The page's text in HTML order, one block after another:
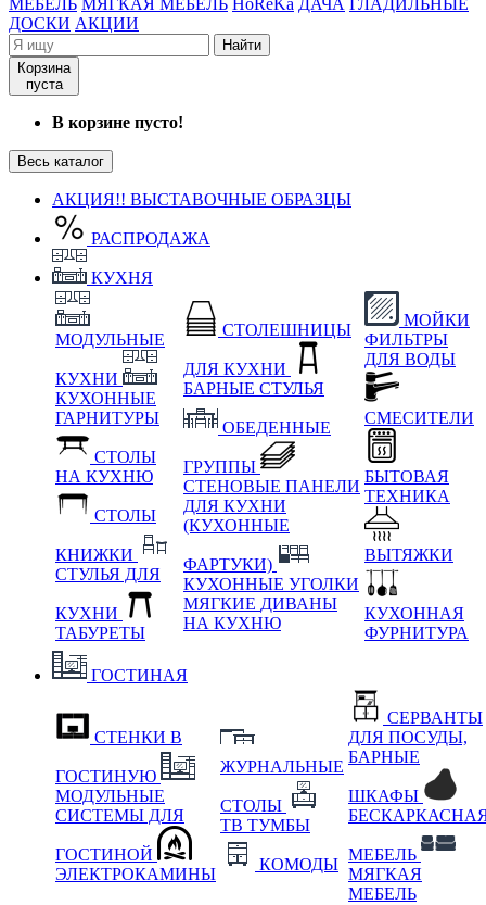
МЕБЕЛЬ МЯГКАЯ МЕБЕЛЬ HoReKa ДАЧА ГЛАДИЛЬНЫЕ
ДОСКИ АКЦИИ
Найти
Корзина
пуста
В корзине пусто!
Весь каталог
АКЦИЯ!! ВЫСТАВОЧНЫЕ ОБРАЗЦЫ
РАСПРОДАЖА
КУХНЯ
МОДУЛЬНЫЕ
КУХНИ
КУХОННЫЕ
ГАРНИТУРЫ
СТОЛЫ
НА КУХНЮ
СТОЛЫ
КНИЖКИ
СТУЛЬЯ ДЛЯ
КУХНИ
ТАБУРЕТЫ
СТОЛЕШНИЦЫ
ДЛЯ КУХНИ
БАРНЫЕ СТУЛЬЯ
ОБЕДЕННЫЕ
ГРУППЫ
СТЕНОВЫЕ ПАНЕЛИ
ДЛЯ КУХНИ
(КУХОННЫЕ
ФАРТУКИ)
КУХОННЫЕ УГОЛКИ
МЯГКИЕ ДИВАНЫ
НА КУХНЮ
МОЙКИ
ФИЛЬТРЫ
ДЛЯ ВОДЫ
СМЕСИТЕЛИ
БЫТОВАЯ
ТЕХНИКА
ВЫТЯЖКИ
КУХОННАЯ
ФУРНИТУРА
ГОСТИНАЯ
СТЕНКИ В
ГОСТИНУЮ
МОДУЛЬНЫЕ
СИСТЕМЫ ДЛЯ
ГОСТИНОЙ
ЭЛЕКТРОКАМИНЫ
ЖУРНАЛЬНЫЕ
СТОЛЫ
ТВ ТУМБЫ
КОМОДЫ
СЕРВАНТЫ
ДЛЯ ПОСУДЫ,
БАРНЫЕ
ШКАФЫ
МЕБЕЛЬ
МЯГКАЯ
МЕБЕЛЬ